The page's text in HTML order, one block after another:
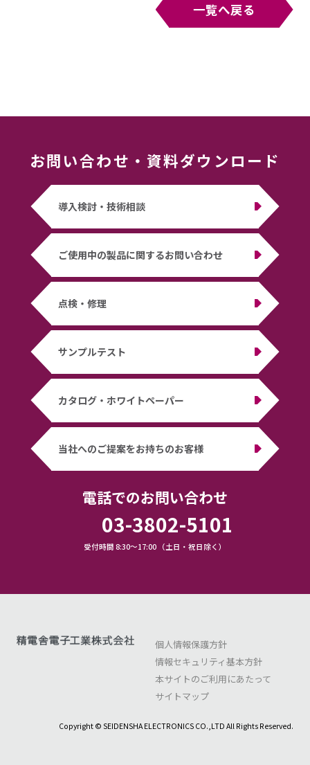
一覧へ戻る
お問い合わせ ・ 資料ダウンロード
導入検討・技術相談
ご使用中の製品に関するお問い合わせ
点検・修理
サンプルテスト
カタログ・ホワイトペーパー
当社へのご提案をお持ちのお客様
電話でのお問い合わせ
03-3802-5101
受付時間 8:30～17:00 （土日・祝日除く）
個人情報保護方針
情報セキュリティ基本方針
本サイトのご利用にあたって
サイトマップ
Copyright © SEIDENSHA ELECTRONICS CO.,LTD All Rights Reserved.